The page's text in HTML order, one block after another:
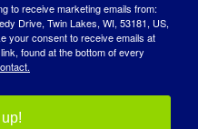
to receive marketing emails from:
Drive, Twin Lakes, WI, 53181, US,
your consent to receive emails at
found at the bottom of every